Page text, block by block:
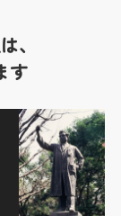
、
す